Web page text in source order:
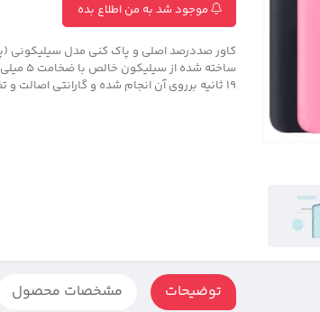
موجود شد به من اطلاع بده
ساخته
19 ثانیه برروی آن انجام شده و گارانتی اصالت و تضمین کیفیت محصول جیتل را دارا میباشد.
توضیحات مشخصات محصول